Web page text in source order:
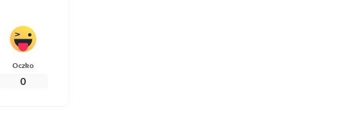
Oczko
0